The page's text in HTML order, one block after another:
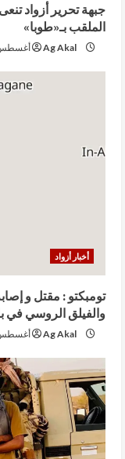
جبهة تحرير أزواد
الملقب بـ«طوبا»
Ag Akal أغسطس 8,
أخبار أزواد
تومبكتو : مقتل و
والفيلق الروسي في
Ag Akal أغسطس 8,